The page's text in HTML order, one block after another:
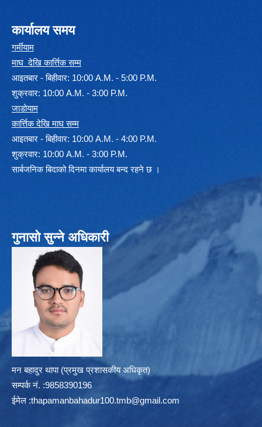
कार्यालय समय
गर्मीयाम
माघ देखि कार्त्तिक सम्म
आइतबार - बिहीवार: 10:00 A.M. - 5:00 P.M.
शुक्रवार: 10:00 A.M. - 3:00 P.M.
जाडोयाम
कार्त्तिक देखि माघ सम्म
आइतबार - बिहीवार: 10:00 A.M. - 4:00 P.M.
शुक्रवार: 10:00 A.M. - 3:00 P.M.
सार्बजनिक बिदाको दिनमा कार्यालय बन्द रहने छ ।
गुनासो सुन्ने अधिकारी
मन बहादुर थापा (प्रमुख प्रशासकीय अधिकृत)
सम्पर्क न‌ं. :9858390196
ईमेल :thapamanbahadur100.tmb@gmail.com